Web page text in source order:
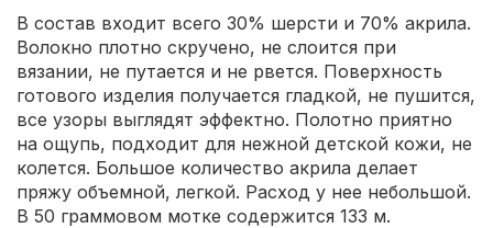
В состав входит всего 30% шерсти и 70% акрила.
Волокно плотно скручено, не слоится при
вязании, не путается и не рвется. Поверхность
готового изделия получается гладкой, не пушится,
все узоры выглядят эффектно. Полотно приятно
на ощупь, подходит для нежной детской кожи, не
колется. Большое количество акрила делает
пряжу объемной, легкой. Расход у нее небольшой.
В 50 граммовом мотке содержится 133 м.